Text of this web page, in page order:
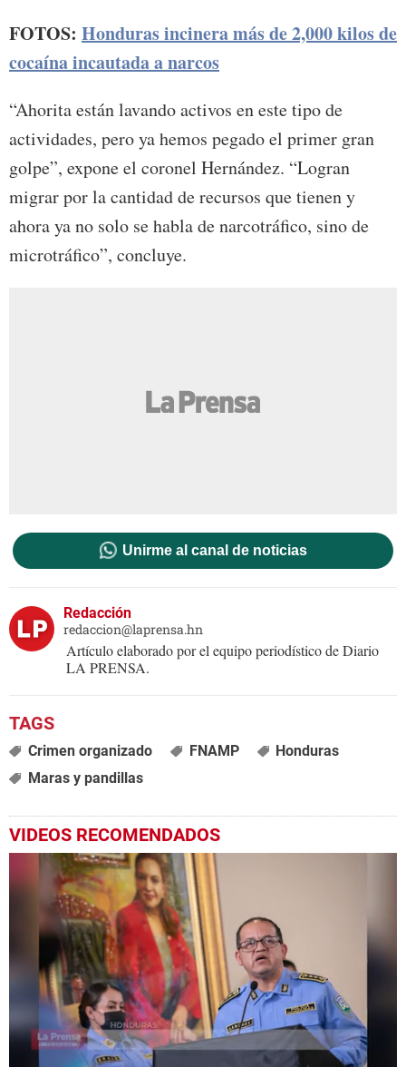
FOTOS: Honduras incinera más de 2,000 kilos de
cocaína incautada a narcos
“Ahorita están lavando activos en este tipo de
actividades, pero ya hemos pegado el primer gran
golpe”, expone el coronel Hernández. “Logran
migrar por la cantidad de recursos que tienen y
ahora ya no solo se habla de narcotráfico, sino de
microtráfico”, concluye.
Unirme al canal de noticias
Redacción
redaccion@laprensa.hn
Artículo elaborado por el equipo periodístico de Diario
LA PRENSA.
Crimen organizado FNAMP
Honduras
Maras y pandillas
VIDEOS RECOMENDADOS